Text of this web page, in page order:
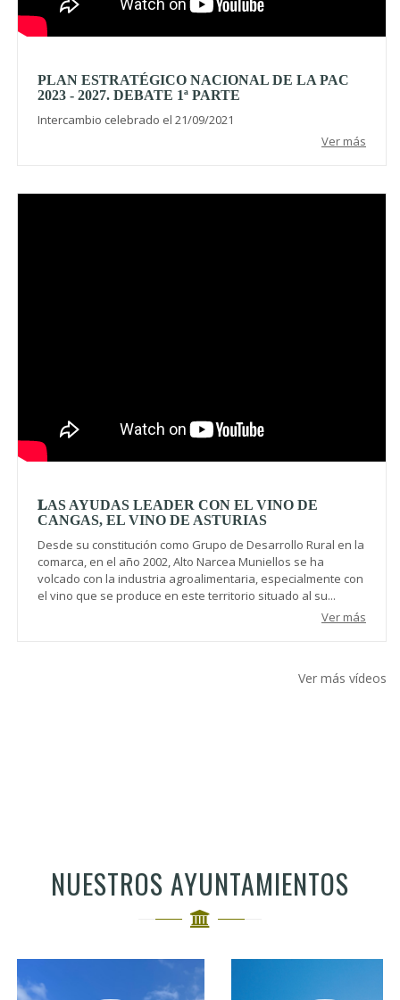
PLAN ESTRATÉGICO NACIONAL DE LA PAC
2023 - 2027. DEBATE 1ª PARTE
Intercambio celebrado el 21/09/2021
Ver más
𝐋AS AYUDAS LEADER CON EL VINO DE
CANGAS, EL VINO DE ASTURIAS
Desde su constitución como Grupo de Desarrollo Rural en la
comarca, en el año 2002, Alto Narcea Muniellos se ha
volcado con la industria agroalimentaria, especialmente con
el vino que se produce en este territorio situado al su...
Ver más
Ver más vídeos
NUESTROS AYUNTAMIENTOS